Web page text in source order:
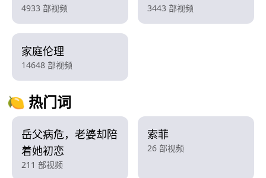
4933 部视频 3443 部视频
家庭伦理
14648 部视频
🍋 热门词
岳父病危，老婆却陪
着她初恋
211 部视频
索菲
26 部视频